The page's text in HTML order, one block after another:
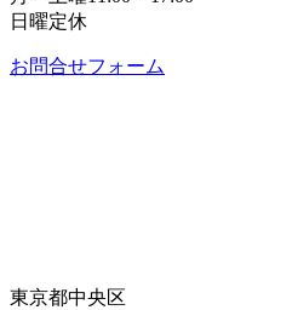
日曜定休
お問合せフォーム
東京都中央区